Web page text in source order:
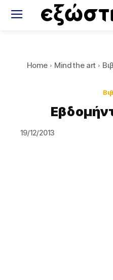
Home Mind the art
19/12/2013